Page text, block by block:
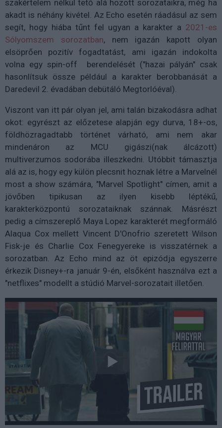
szakértelem nélkül tető alá hozott sorozataikra, még ha
akadt is néhány kivétel. Az Echo esetén ráadásul az sem
segít, hogy hiába tűnt fel ugyan a karakter a 2021-es
Sólyomszem sorozatban, nem igazán kapott olyan
elsöprően pozitív fogadtatást, ami igazán indokolta
volna egy spin-off berendelését ("hazai pályán" csak
hasonlítsuk össze például a karakter berobbanását a
Daredevil 2. évadában debütáló Megtorlóéval).
Viszont van itt pár olyan jel, ami talán bizakodásra adhat
okot: egyrészt az előzetese alapján egy durva, 18+-os,
földhözragadtabb történet várható, ami nem akar
mindenáron az MCU gigászi(nak álcázott)
multiverzumos sodorába illeszkedni. Utóbbit támasztja
alá az is, hogy egy külön plecsnit hoznak létre a Marvelnél
most a show számára, "Marvel Spotlight" címen, amit a
jövőben tipikusan az ilyen kisebb léptékű,
karakterközpontú sorozataiknak szánnak. Másrészt
pedig a címszereplő Maya Lopez karakterét megformáló
Alaqua Cox mellett Vincent D'Onofrio szeretett Wilson
Fisk-je és Charlie Cox Fenegyereke is visszatérnek a
sorozatban. Az Echo mind az öt epizódja egyszerre
érkezik Disney+-ra január 9-én, elsőként használva ezt a
"netflixes" modellt a stúdió Marvel-sorozatait illetően.